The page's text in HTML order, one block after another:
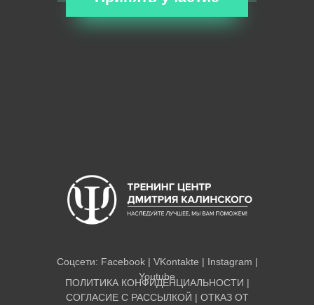
ПОЛИТИКА КОНФИДЕНЦИАЛЬНОСТИ |
СОГЛАСИЕ С РАССЫЛКОЙ | ОТКАЗ ОТ
Соцсети: Facebook| VKontakte | Instagram |
Youtube